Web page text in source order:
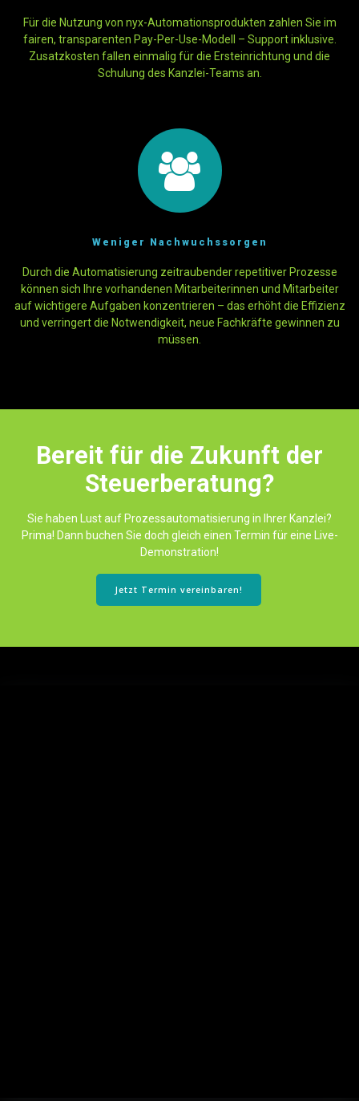
Für die Nutzung von nyx-Automationsprodukten zahlen Sie im
fairen, transparenten Pay-Per-Use-Modell – Support inklusive.
Zusatzkosten fallen einmalig für die Ersteinrichtung und die
Schulung des Kanzlei-Teams an.
Weniger Nachwuchssorgen
Durch die Automatisierung zeitraubender repetitiver Prozesse
können sich Ihre vorhandenen Mitarbeiterinnen und Mitarbeiter
auf wichtigere Aufgaben konzentrieren – das erhöht die Effizienz
und verringert die Notwendigkeit, neue Fachkräfte gewinnen zu
müssen.
Bereit für die Zukunft der
Steuerberatung?
Sie haben Lust auf Prozessautomatisierung in Ihrer Kanzlei?
Prima! Dann buchen Sie doch gleich einen Termin für eine Live-
Demonstration!
Jetzt Termin vereinbaren!